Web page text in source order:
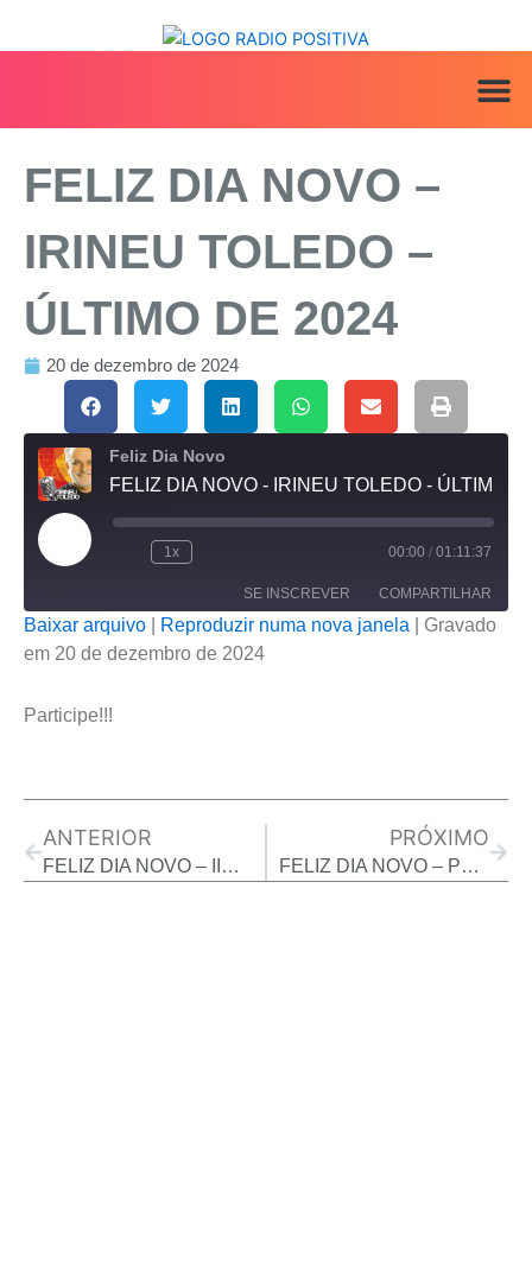
FELIZ DIA NOVO –
IRINEU TOLEDO –
ÚLTIMO DE 2024
20 de dezembro de 2024
Feliz Dia Novo
Reproduzir
episódio
1x 00:00 / 01:11:37
SE INSCREVER COMPARTILHAR
COMPARTILHAR
LINK
Baixar arquivo Reproduzir numa nova janela
Gravado
em 20 de dezembro de 2024
Participe!!!
ANTERIOR
FELIZ DIA NOVO – IIRNEU TOLEDO – 19/12/2024
PRÓXIMO
FELIZ DIA NOVO – PROGRAMA O SEU PRIMEIRO 13/01/2025